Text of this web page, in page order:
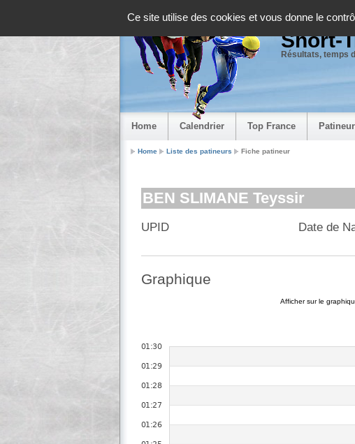
Ce site utilise des cookies et vous donne le
Short-
Résultats, temps
Home Calendrier Top France
Home Liste des patineurs Fiche patineur
BEN SLIMANE Teyssir
UPID Date de
Graphique
Afficher sur le